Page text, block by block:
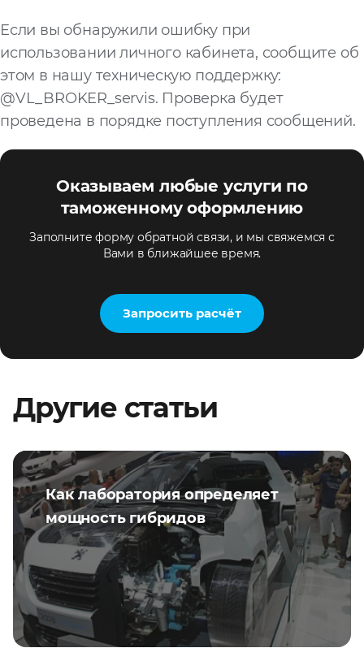
Если вы обнаружили ошибку при
использовании личного кабинета, сообщите об
этом в нашу техническую поддержку:
@VL_BROKER_servis. Проверка будет
проведена в порядке поступления сообщений.
Оказываем любые услуги по
таможенному оформлению
Заполните форму обратной связи, и мы свяжемся с
Вами в ближайшее время.
Запросить расчёт
Другие статьи
Как лаборатория определяет
мощность гибридов